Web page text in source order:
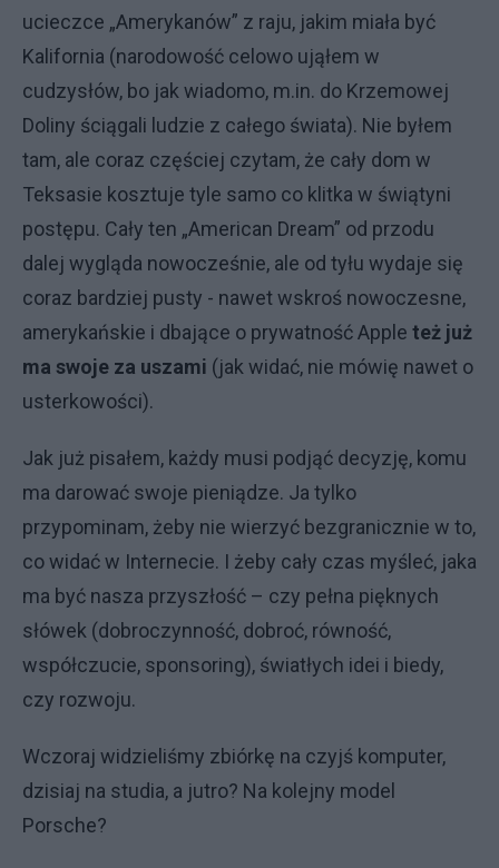
ucieczce „Amerykanów” z raju, jakim miała być
Kalifornia (narodowość celowo ująłem w
cudzysłów, bo jak wiadomo, m.in. do Krzemowej
Doliny ściągali ludzie z całego świata). Nie byłem
tam, ale coraz częściej czytam, że cały dom w
Teksasie kosztuje tyle samo co klitka w świątyni
postępu. Cały ten „American Dream” od przodu
dalej wygląda nowocześnie, ale od tyłu wydaje się
coraz bardziej pusty - nawet wskroś nowoczesne,
amerykańskie i dbające o prywatność Apple też już
ma swoje za uszami (jak widać, nie mówię nawet o
usterkowości).
Jak już pisałem, każdy musi podjąć decyzję, komu
ma darować swoje pieniądze. Ja tylko
przypominam, żeby nie wierzyć bezgranicznie w to,
co widać w Internecie. I żeby cały czas myśleć, jaka
ma być nasza przyszłość – czy pełna pięknych
słówek (dobroczynność, dobroć, równość,
współczucie, sponsoring), światłych idei i biedy,
czy rozwoju.
Wczoraj widzieliśmy zbiórkę na czyjś komputer,
dzisiaj na studia, a jutro? Na kolejny model
Porsche?